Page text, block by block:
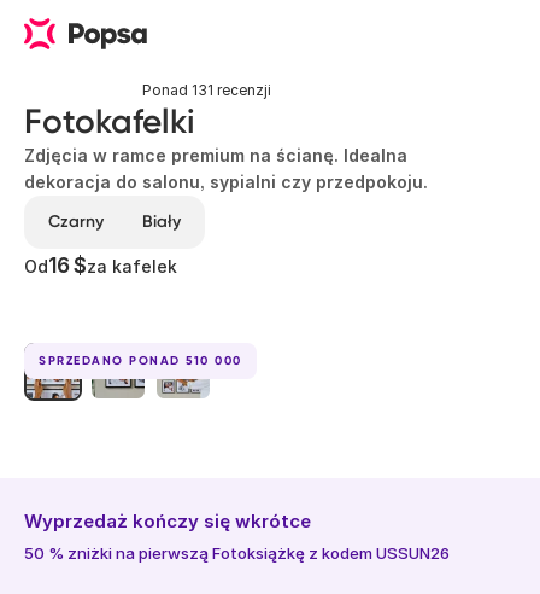
Ponad 131 recenzji
Fotokafelki
Zdjęcia w ramce premium na ścianę. Idealna
dekoracja do salonu, sypialni czy przedpokoju.
Czarny
Biały
Od16 $za kafelek
SPRZEDANO PONAD 510 000
Wyprzedaż kończy się wkrótce
50 % zniżki na pierwszą Fotoksiążkę z kodem USSUN26